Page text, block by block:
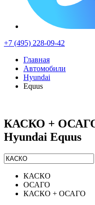
+7 (495) 228-09-42
Главная
Автомобили
Hyundai
Equus
КАСКО + ОСАГО
Hyundai Equus
КАСКО
ОСАГО
КАСКО + ОСАГО